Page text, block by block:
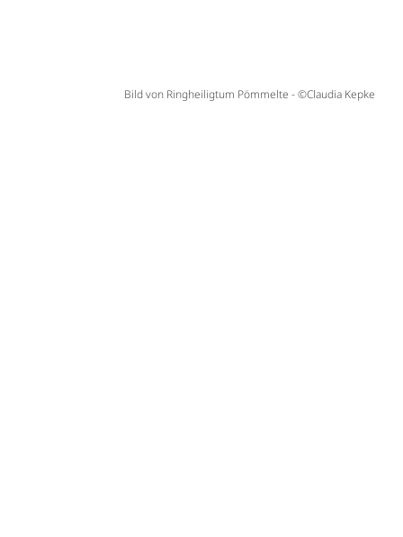
Bild von Ringheiligtum Pömmelte - ©Claudia Kepke